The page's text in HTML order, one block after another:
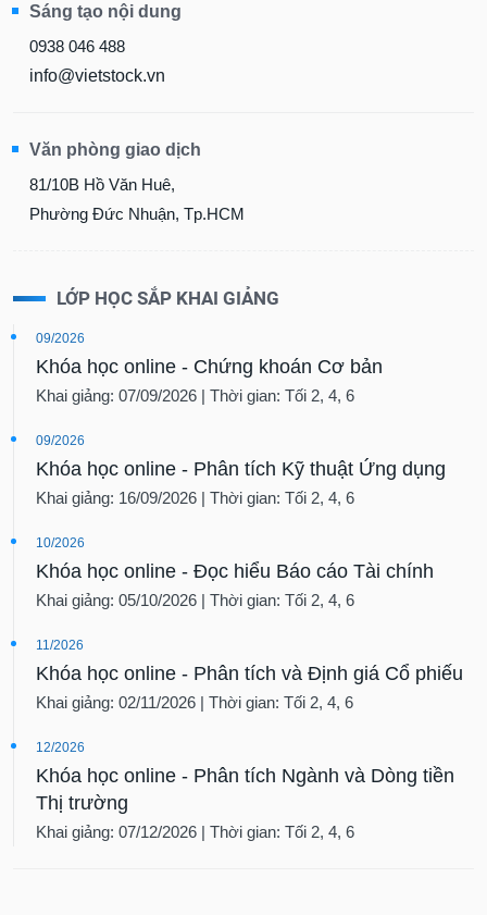
Sáng tạo nội dung
0938 046 488
info@vietstock.vn
Văn phòng giao dịch
81/10B Hồ Văn Huê,
Phường Đức Nhuận, Tp.HCM
LỚP HỌC SẮP KHAI GIẢNG
09/2026
Khóa học online - Chứng khoán Cơ bản
Khai giảng: 07/09/2026 | Thời gian: Tối 2, 4, 6
09/2026
Khóa học online - Phân tích Kỹ thuật Ứng dụng
Khai giảng: 16/09/2026 | Thời gian: Tối 2, 4, 6
10/2026
Khóa học online - Đọc hiểu Báo cáo Tài chính
Khai giảng: 05/10/2026 | Thời gian: Tối 2, 4, 6
11/2026
Khóa học online - Phân tích và Định giá Cổ phiếu
Khai giảng: 02/11/2026 | Thời gian: Tối 2, 4, 6
12/2026
Khóa học online - Phân tích Ngành và Dòng tiền
Thị trường
Khai giảng: 07/12/2026 | Thời gian: Tối 2, 4, 6